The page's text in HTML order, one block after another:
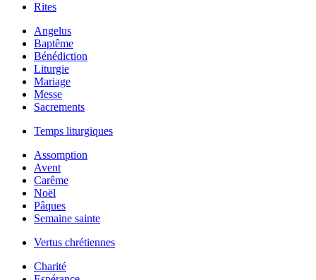
Rites
Angelus
Baptême
Bénédiction
Liturgie
Mariage
Messe
Sacrements
Temps liturgiques
Assomption
Avent
Carême
Noël
Pâques
Semaine sainte
Vertus chrétiennes
Charité